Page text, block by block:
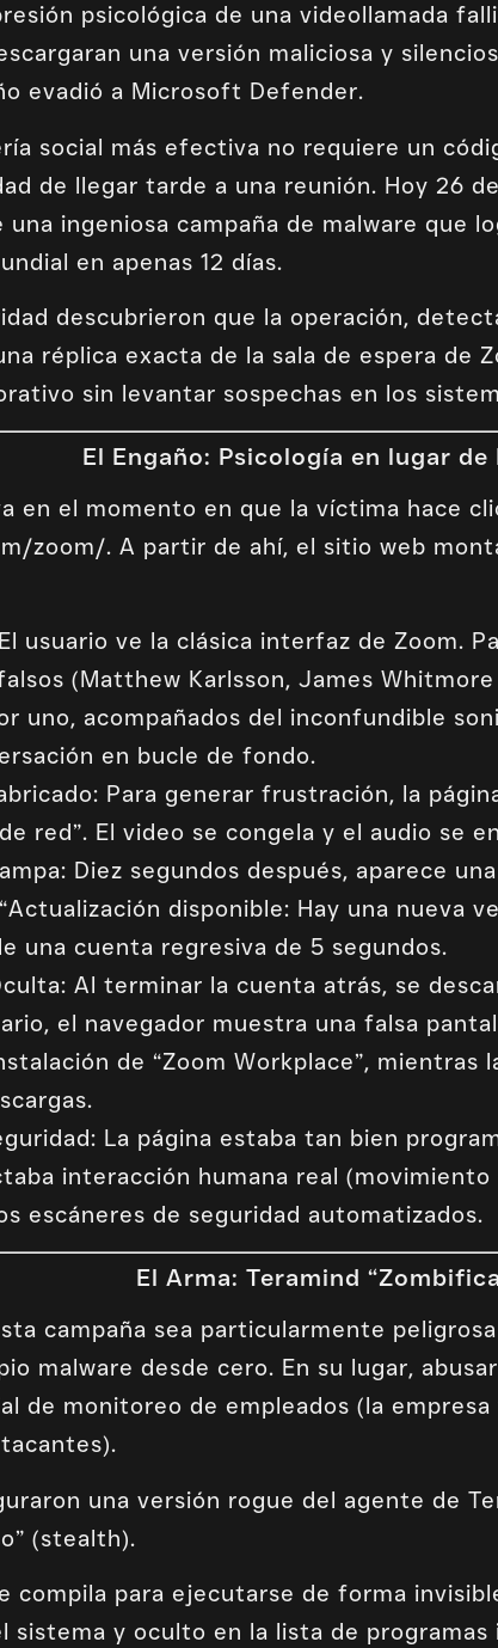
psicológica de una videollamada
una versión maliciosa y
evadió a Microsoft Defender.
social más efectiva no requiere un
de llegar tarde a una reunión. Hoy 26
ingeniosa campaña de malware que
en apenas 12 días.
descubrieron que la operación,
réplica exacta de la sala de espera de
sin levantar sospechas en los
El Engaño: Psicología en lugar
en el momento en que la víctima hace
zoom/. A partir de ahí, el sitio web
usuario ve la clásica interfaz de Zoom.
(Matthew Karlsson, James Whitmore
uno, acompañados del inconfundible
en bucle de fondo.
Para generar frustración, la
red”. El video se congela y el audio se
Diez segundos después, aparece
disponible: Hay una nueva
una cuenta regresiva de 5 segundos.
Al terminar la cuenta atrás, se
el navegador muestra una falsa
de “Zoom Workplace”, mientras
La página estaba tan bien
interacción humana real
escáneres de seguridad automatizados.
El Arma: Teramind
campaña sea particularmente
malware desde cero. En su lugar,
de monitoreo de empleados (la
una versión rogue del agente de
(stealth).
compila para ejecutarse de forma
sistema y oculto en la lista de programas